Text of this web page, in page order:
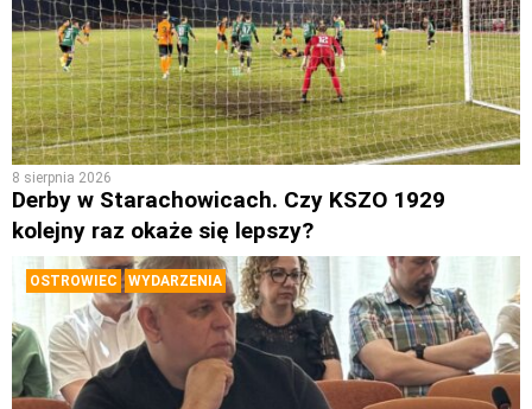
8 sierpnia 2026
Derby w Starachowicach. Czy KSZO 1929
kolejny raz okaże się lepszy?
OSTROWIEC WYDARZENIA